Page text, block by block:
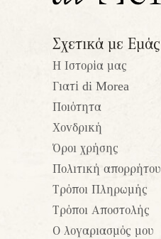
Σχετικά με Εμάς
Η Ιστορία μας
Γιατί di Morea
Ποιότητα
Χονδρική
Όροι χρήσης
Πολιτική απορρήτου
Τρόποι Πληρωμής
Τρόποι Αποστολής
Ο λογαριασμός μου